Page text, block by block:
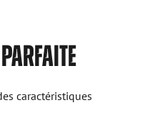
caractéristiques